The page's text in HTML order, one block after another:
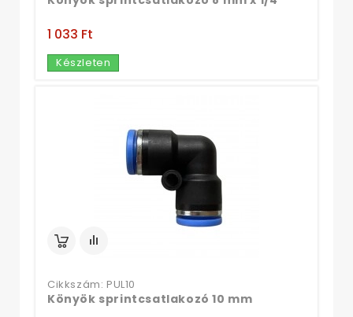
1 033 Ft‎
Készleten
Cikkszám: PUL10
Könyök sprintcsatlakozó 10 mm